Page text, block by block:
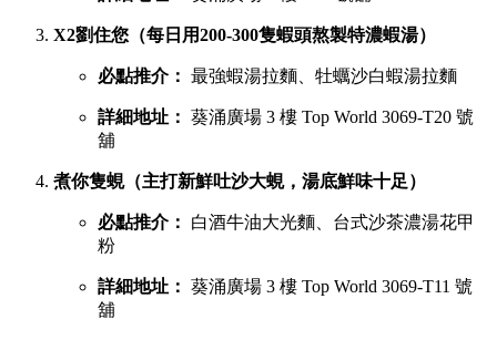
X2劉住您（每日用200-300隻蝦頭熬製特濃蝦湯）
必點推介： 最強蝦湯拉麵、牡蠣沙白蝦湯拉麵
詳細地址： 葵涌廣場 3 樓 Top World 3069-T20 號
舖
煮你隻蜆（主打新鮮吐沙大蜆，湯底鮮味十足）
必點推介：
白酒牛油大光麵、台式沙茶濃湯花甲
粉
詳細地址： 葵涌廣場 3 樓 Top World 3069-T11 號
舖